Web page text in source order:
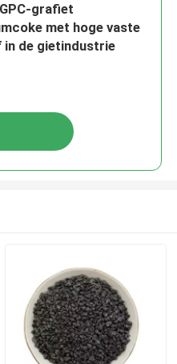
grafiet
met hoge vaste
de gietindustrie